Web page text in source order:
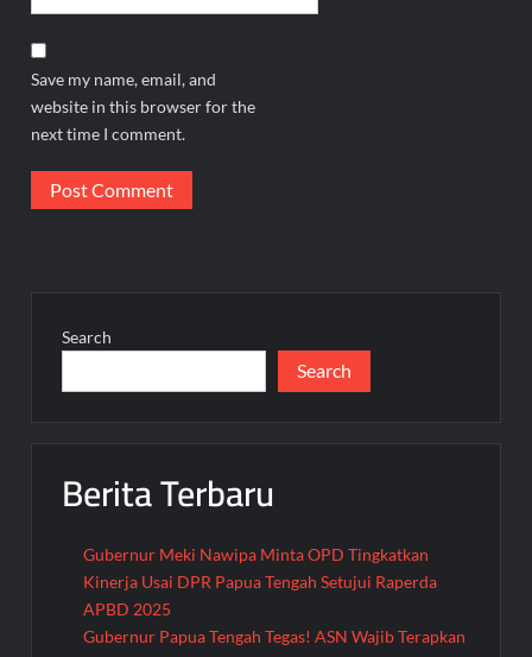
Save my name, email, and
website in this browser for the
next time I comment.
Search
Search
Berita Terbaru
Gubernur Meki Nawipa Minta OPD Tingkatkan
Kinerja Usai DPR Papua Tengah Setujui Raperda
APBD 2025
Gubernur Papua Tengah Tegas! ASN Wajib Terapkan